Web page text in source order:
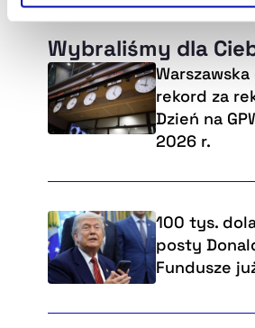
Wybraliśmy dla
rekord za
Dzień na
2026 r.
100 tys.
posty
Fundusze